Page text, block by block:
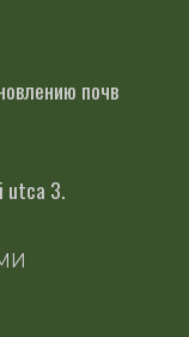
почв
utca 3.